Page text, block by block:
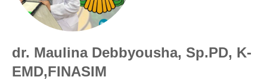
dr. Maulina Debbyousha, Sp.PD, K-
EMD,FINASIM